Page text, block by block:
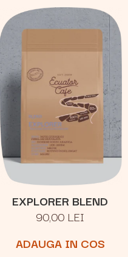
EXPLORER BLEND
90,00 LEI
ADAUGA IN COS